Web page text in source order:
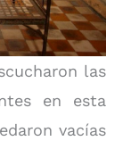
las
en esta
vacías